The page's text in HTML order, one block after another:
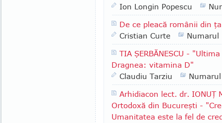
Ion Longin Popescu
De ce pleacă românii din
Cristian Curte
Numarul
TIA ŞERBĂNESCU -
Dragnea: vitamina D"
Claudiu Tarziu
Arhidiacon lect. dr. IONUŢ
Ortodoxă din Bucureşti -
Umanitatea este la fel de